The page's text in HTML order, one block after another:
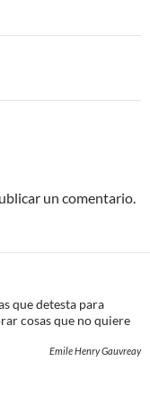
un comentario.
que detesta para
cosas que no quiere
Emile Henry Gauvreay